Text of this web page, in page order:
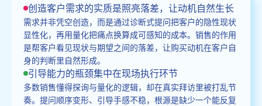
创造客户需求的实质是照亮落差，让动机自然生长
需求并非凭空创造，而是通过诊断式提问把客户的隐性现状
显性化，再用量化把痛点换算成可感知的成本。销售的作用
是帮客户看见现状与期望之间的落差，让购买动机在客户自
身的判断里自然形成。
引导能力的瓶颈集中在现场执行环节
多数销售懂得探询与量化的逻辑，却在真实拜访里被打乱节
奏。提问顺序变形、引导手感不稳，根源是缺少一个能反复